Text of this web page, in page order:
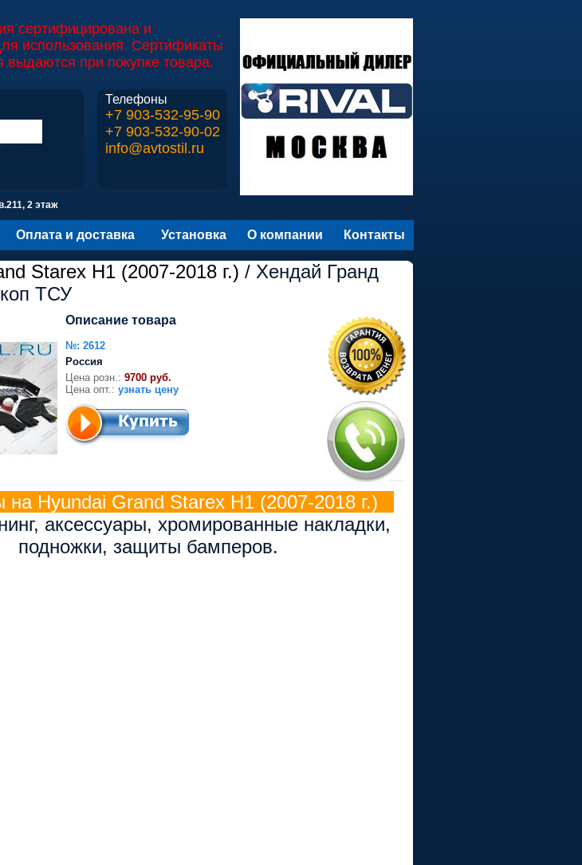
сертифицирована и
использования. Сертификаты
выдаются при покупке товара.
Телефоны
+7 903-532-95-90
+7 903-532-90-02
info@avtostil.ru
2 этаж
Оплата и доставка Установка О компании Контакты
Starex H1 (2007-2018 г.) / Хендай Гранд
ТСУ
Описание товара
№: 2612
Россия
Цена розн.: 9700 руб.
Цена опт.: узнать цену
на Hyundai Grand Starex H1 (2007-2018 г.)
аксессуары, хромированные накладки,
подножки, защиты бамперов.